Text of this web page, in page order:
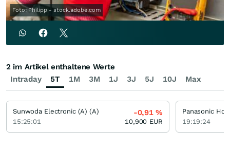
Foto: Philipp - stock.adobe.com
Intraday 5T 1M 3M 1J 3J 5J 10J Max
2 im Artikel enthaltene Werte
Sunwoda Electronic (A) (A)
15:25:01
-0,91%
10,900 EUR
Panasonic
19:19:24